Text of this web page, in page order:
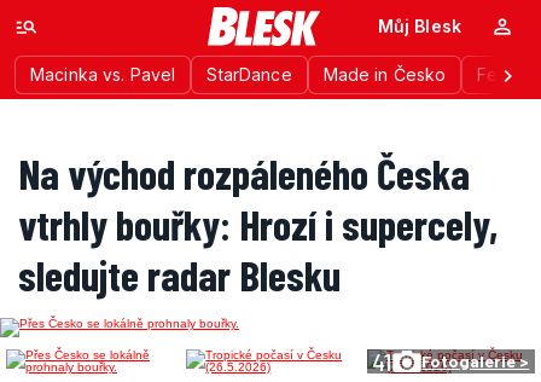
Macinka vs. Pavel StarDance Made in Česko
Můj Blesk
Na východ rozpáleného Česka
vtrhly bouřky: Hrozí i supercely,
sledujte radar Blesku
41 Fotogalerie >